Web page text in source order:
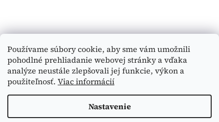
Používame súbory cookie, aby sme vám umožnili
pohodlné prehliadanie webovej stránky a vďaka
analýze neustále zlepšovali jej funkcie, výkon a
použiteľnosť. Viac informácií
Nastavenie
ä
HĽADAŤ
Vytvoril Shoptet